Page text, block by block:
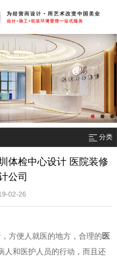
分类
体检中心设计 医院装修
公司
02-26
， 方便人就医的地方，合理的 医
人和医护人员的行动，而且还